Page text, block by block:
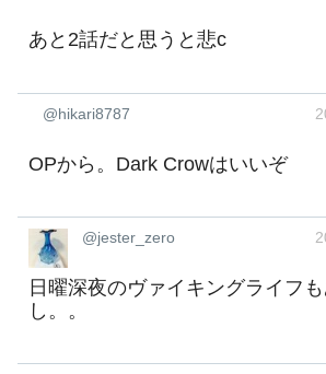
あと2話だと思うと悲c
@hikari8787
OPから。Dark Crowはいいぞ
@jester_zero
日曜深夜のヴァイキングライフ
し。。